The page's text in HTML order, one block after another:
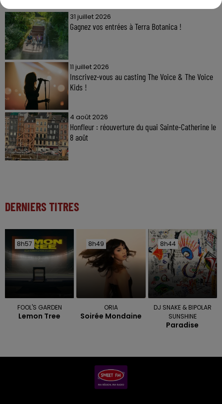
31 juillet 2026
Gagnez vos entrées à Terra Botanica !
11 juillet 2026
Inscrivez-vous au casting The Voice & The Voice
Kids !
4 août 2026
Honfleur : réouverture du quai Sainte-Catherine le
8 août
DERNIERS TITRES
8h57
8h57
FOOL'S GARDEN
Lemon Tree
8h49
8h49
ORIA
Soirée Mondaine
8h44
8h44
DJ SNAKE & BIPOLAR
SUNSHINE
Paradise